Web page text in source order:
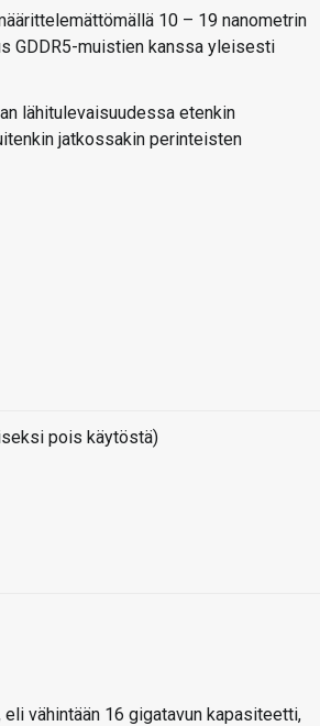
10 – 19 nanometrin
GDDR5-muistien kanssa yleisesti
lähitulevaisuudessa etenkin
jatkossakin perinteisten
pois käytöstä)
vähintään 16 gigatavun kapasiteetti,